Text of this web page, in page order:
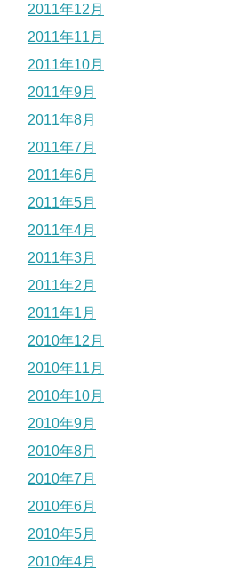
2011年12月
2011年11月
2011年10月
2011年9月
2011年8月
2011年7月
2011年6月
2011年5月
2011年4月
2011年3月
2011年2月
2011年1月
2010年12月
2010年11月
2010年10月
2010年9月
2010年8月
2010年7月
2010年6月
2010年5月
2010年4月